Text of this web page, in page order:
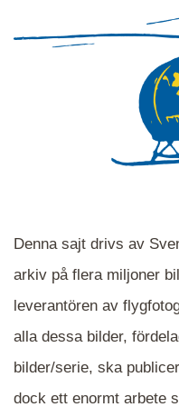
När du ser blåa,
en serie i varje. Dra
närmare det område
Denna sajt drivs av
arkiv på flera miljoner
leverantören av
alla dessa bilder,
bilder/serie, ska
dock ett enormt arbete